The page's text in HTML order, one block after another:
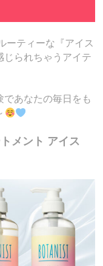
ーティーな『アイス
じられちゃうアイテ
であなたの毎日をも
メント アイス